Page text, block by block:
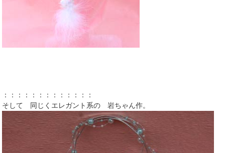
：：：：：：：：：：：：：
そして 同じくエレガント系の 岩ちゃん作。